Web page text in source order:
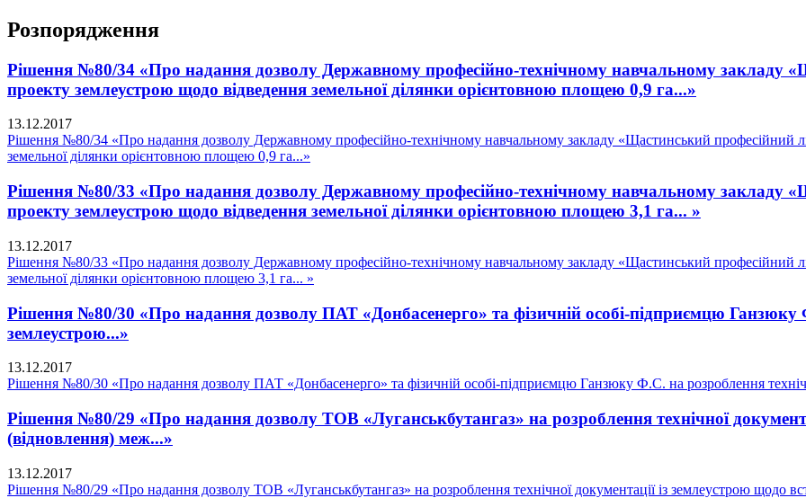
Розпорядження
Рішення №80/34 «Про надання дозволу Державному професійно-технічному навчальному закладу
проекту землеустрою щодо відведення земельної ділянки орієнтовною площею 0,9 га...»
13.12.2017
Рішення №80/34 «Про надання дозволу Державному професійно-технічному навчальному закладу «Щастинський професійний
земельної ділянки орієнтовною площею 0,9 га...»
Рішення №80/33 «Про надання дозволу Державному професійно-технічному навчальному закладу
проекту землеустрою щодо відведення земельної ділянки орієнтовною площею 3,1 га... »
13.12.2017
Рішення №80/33 «Про надання дозволу Державному професійно-технічному навчальному закладу «Щастинський професійний
земельної ділянки орієнтовною площею 3,1 га... »
Рішення №80/30 «Про надання дозволу ПАТ «Донбасенерго» та фізичній особі-підприємцю Ганзюку
землеустрою...»
13.12.2017
Рішення №80/30 «Про надання дозволу ПАТ «Донбасенерго» та фізичній особі-підприємцю Ганзюку Ф.С. на розроблення
Рішення №80/29 «Про надання дозволу ТОВ «Луганськбутангаз» на розроблення технічної
(відновлення) меж...»
13.12.2017
Рішення №80/29 «Про надання дозволу ТОВ «Луганськбутангаз» на розроблення технічної документації із землеустрою щодо